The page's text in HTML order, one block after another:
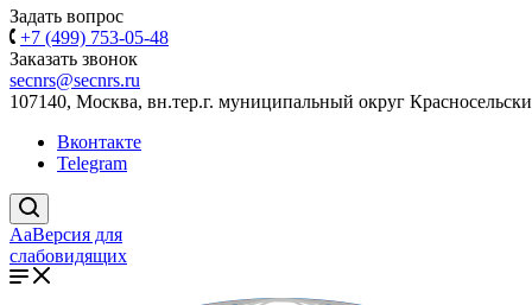
Задать вопрос
+7 (499) 753-05-48
Заказать звонок
secnrs@secnrs.ru
107140, Москва, вн.тер.г. муниципальный округ
Вконтакте
Telegram
AaВерсия для
слабовидящих